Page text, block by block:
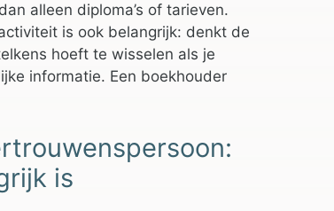
alleen diploma’s of tarieven.
is ook belangrijk: denkt de
hoeft te wisselen als je
informatie. Een boekhouder
is